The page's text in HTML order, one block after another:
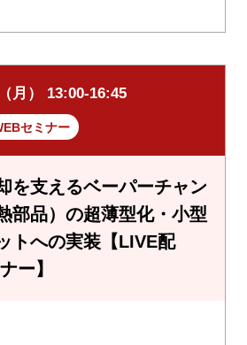
月） 13:00-16:45
セミナー
を支えるベーパーチャン
部品）の超薄型化・小型
トへの実装【LIVE配
ー】